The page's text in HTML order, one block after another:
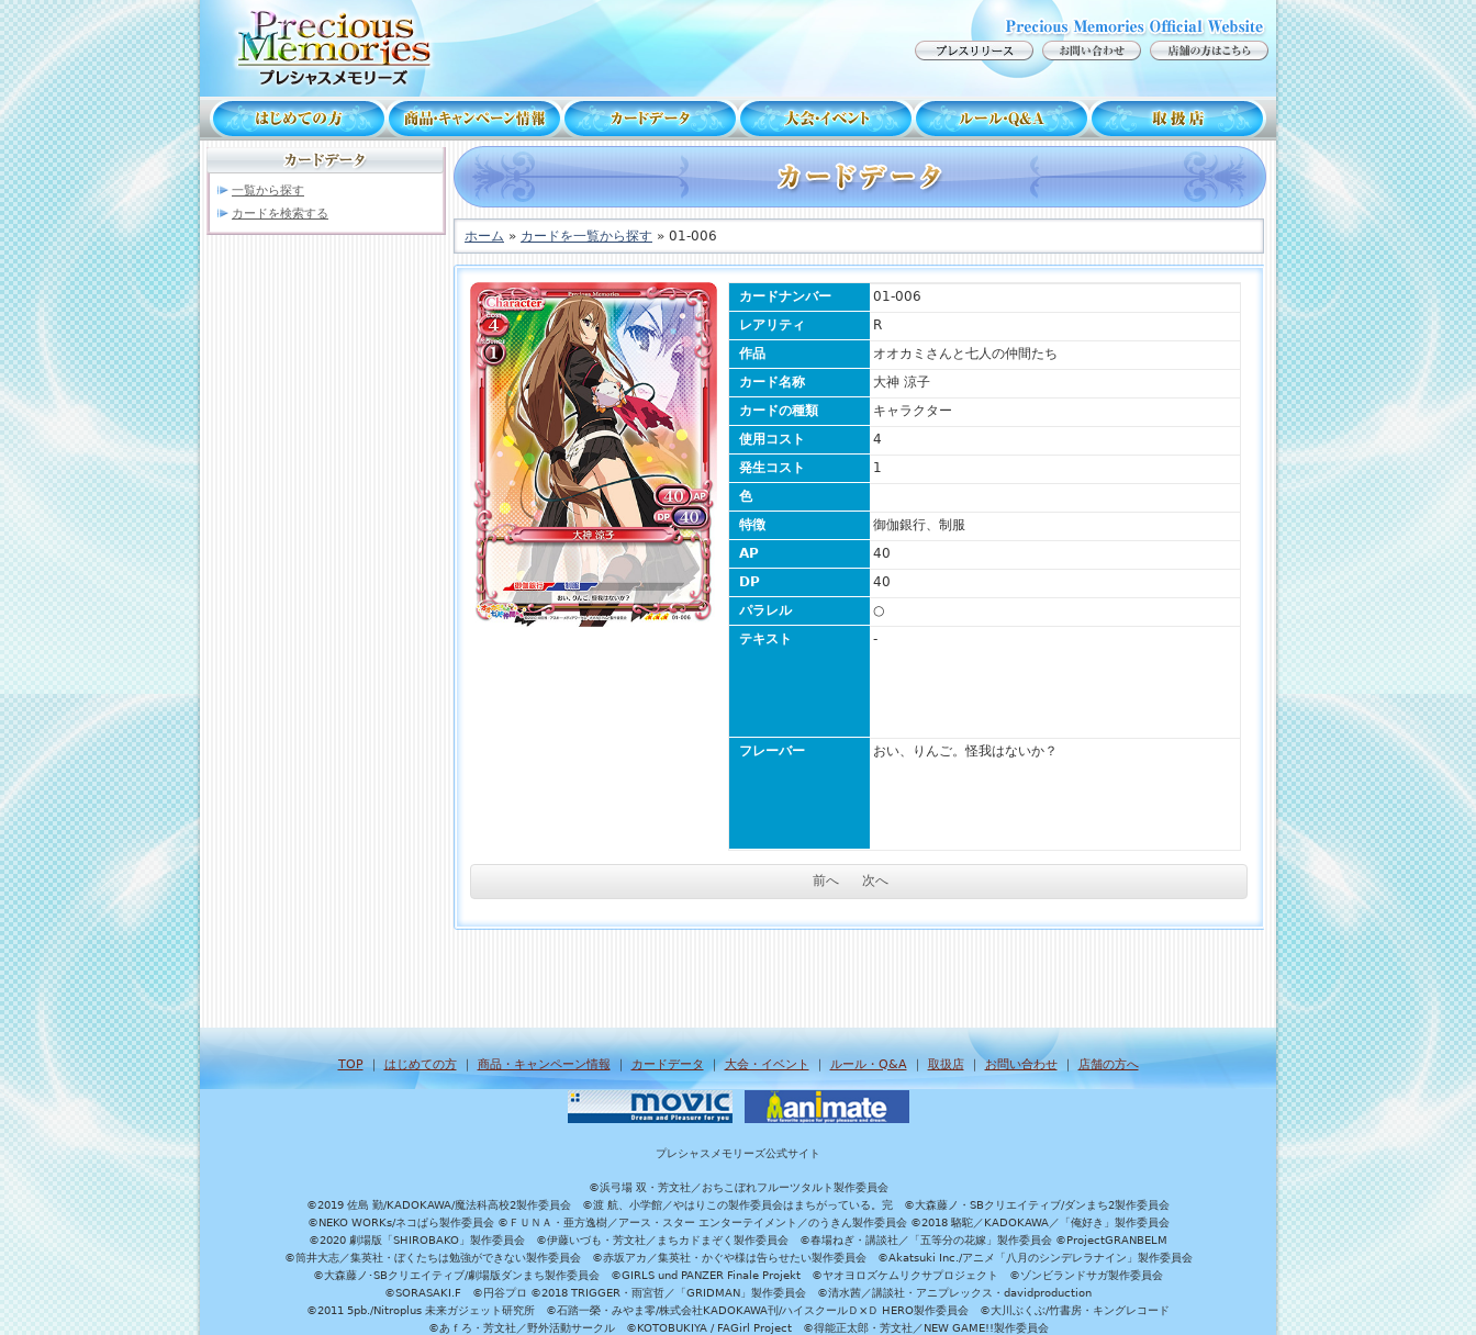
一覧から探す
カードを検索する
ホーム » カードを一覧から探す » 01-006
カードナンバー
01-006
レアリティ
R
作品
オオカミさんと七人の仲間たち
カード名称
大神 涼子
カードの種類
キャラクター
使用コスト
4
発生コスト
1
色
特徴
御伽銀行、制服
AP
40
DP
40
パラレル
○
テキスト
-
フレーバー おい、りんご。怪我はないか？
前へ 次へ
TOP｜ はじめての方｜ 商品・キャンペーン情報 ｜ カードデータ ｜大会・イベント ｜ ルール・Q&A｜ 取扱店｜お問い合わせ｜ 店舗の方へ
プレシャスメモリーズ公式サイト
©浜弓場 双・芳文社／おちこぼれフルーツタルト製作委員会
©2019 佐島 勤/KADOKAWA/魔法科高校2製作委員会 ©渡 航、小学館／やはりこの製作委員会はまちがっている。完 ©大森藤ノ・SBクリエイティブ/ダンまち2製作委員会
©NEKO WORKs/ネコぱら製作委員会 ©ＦＵＮＡ・亜方逸樹／アース・スター エンターテイメント／のうきん製作委員会 ©2018 駱駝／KADOKAWA／「俺好き」製作委員会
©2020 劇場版「SHIROBAKO」製作委員会 ©伊藤いづも・芳文社／まちカドまぞく製作委員会 ©春場ねぎ・講談社／「五等分の花嫁」製作委員会 ©ProjectGRANBELM
©筒井大志／集英社・ぼくたちは勉強ができない製作委員会 ©赤坂アカ／集英社・かぐや様は告らせたい製作委員会 ©Akatsuki Inc./アニメ「八月のシンデレラナイン」製作委員会
©大森藤ノ･SBクリエイティブ/劇場版ダンまち製作委員会 ©GIRLS und PANZER Finale Projekt ©ヤオヨロズケムリクサプロジェクト ©ゾンビランドサガ製作委員会
©SORASAKI.F ©円谷プロ ©2018 TRIGGER・雨宮哲／「GRIDMAN」製作委員会 ©清水茜／講談社・アニプレックス・davidproduction
©2011 5pb./Nitroplus 未来ガジェット研究所 ©石踏一榮・みやま零/株式会社KADOKAWA刊/ハイスクールＤ×Ｄ HERO製作委員会 ©大川ぶくぶ/竹書房・キングレコード
©あｆろ・芳文社／野外活動サークル ©KOTOBUKIYA / FAGirl Project ©得能正太郎・芳文社／NEW GAME!!製作委員会